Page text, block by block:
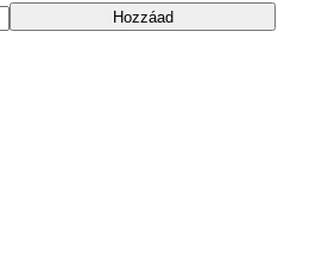
Hozzáad